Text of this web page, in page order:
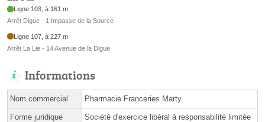
Ligne 103, à 161 m
Arrêt Digue - 1 Impasse de la Source
Ligne 107, à 227 m
Arrêt La Lie - 14 Avenue de la Digue
Informations
Nom commercial Pharmacie Franceries Marty
Forme juridique Société d'exercice libéral à responsabilité limitée